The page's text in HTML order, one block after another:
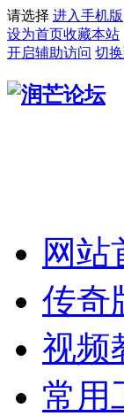
请选择 进入手机版
设为首页收藏本站
开启辅助访问 切
网站
传奇
视频
常用